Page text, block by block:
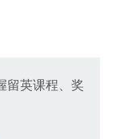
留英课程、奖